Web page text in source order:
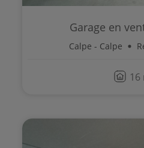
Garage en
Calpe - Calpe
16